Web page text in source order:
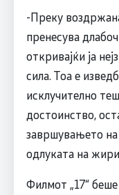
-Преку
пренесува
откривајќи ја
сила. Тоа е
исклучително
достоинство,
завршувањето
одлуката на
Филмот „17“